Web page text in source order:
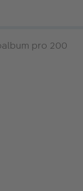
pro 200